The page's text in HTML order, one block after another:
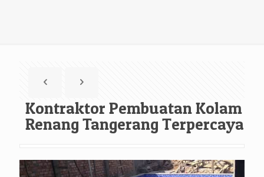
Kontraktor Pembuatan Kolam
Renang Tangerang Terpercaya